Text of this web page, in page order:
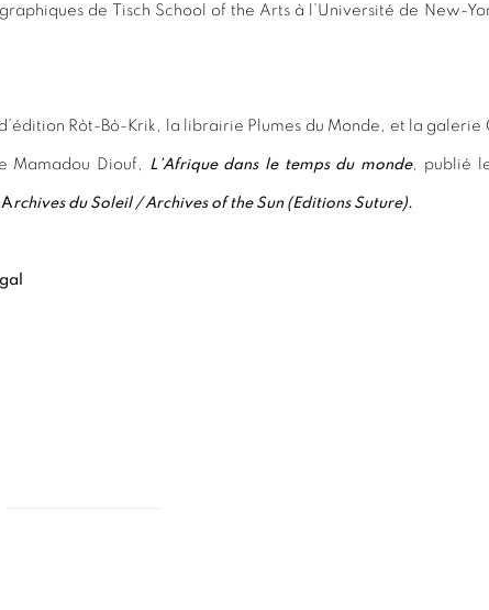
de Tisch School of the Arts à l’Université de New-
Ròt-Bò-Krik, la librairie Plumes du Monde, et la
Mamadou Diouf, L’Afrique dans le temps du monde, publié
Archives du Soleil / Archives of the Sun (Editions Suture).